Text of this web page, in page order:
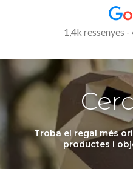
1,4k ressenyes -
Troba el regal més
productes i